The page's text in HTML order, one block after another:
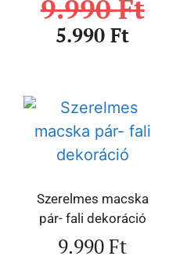
9.990Ft
5.990Ft
Szerelmes macska
pár- fali dekoráció
9.990Ft